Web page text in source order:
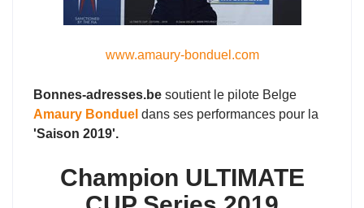
www.amaury-bonduel.com
Bonnes-adresses.be soutient le pilote Belge
Amaury Bonduel dans ses performances pour la
'Saison 2019'.
Champion ULTIMATE